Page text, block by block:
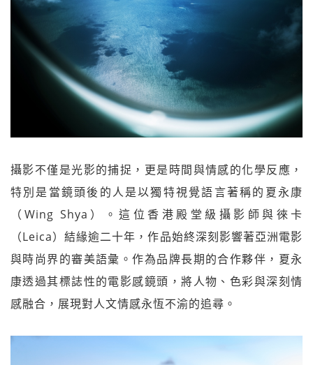
攝影不僅是光影的捕捉，更是時間與情感的化學反應，
特別是當鏡頭後的人是以獨特視覺語言著稱的夏永康
（Wing Shya）。這位香港殿堂級攝影師與徠卡
（Leica）結緣逾二十年，作品始終深刻影響著亞洲電影
與時尚界的審美語彙。作為品牌長期的合作夥伴，夏永
康透過其標誌性的電影感鏡頭，將人物、色彩與深刻情
感融合，展現對人文情感永恆不渝的追尋。